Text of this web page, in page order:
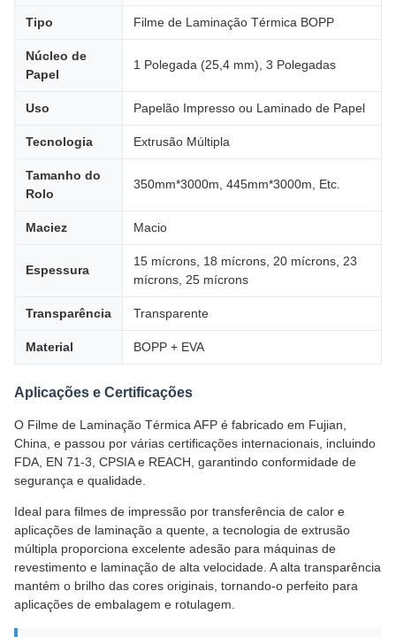
Tipo Filme de Laminação Térmica BOPP
Núcleo de
Papel
1 Polegada (25,4 mm), 3 Polegadas
Uso Papelão Impresso ou Laminado de Papel
Tecnologia Extrusão Múltipla
Tamanho do
Rolo
350mm*3000m, 445mm*3000m, Etc.
Maciez Macio
Espessura
15 mícrons, 18 mícrons, 20 mícrons, 23
mícrons, 25 mícrons
Transparência Transparente
Material BOPP + EVA
Aplicações e Certificações
O Filme de Laminação Térmica AFP é fabricado em Fujian,
China, e passou por várias certificações internacionais, incluindo
FDA, EN 71-3, CPSIA e REACH, garantindo conformidade de
segurança e qualidade.
Ideal para filmes de impressão por transferência de calor e
aplicações de laminação a quente, a tecnologia de extrusão
múltipla proporciona excelente adesão para máquinas de
revestimento e laminação de alta velocidade. A alta transparência
mantém o brilho das cores originais, tornando-o perfeito para
aplicações de embalagem e rotulagem.